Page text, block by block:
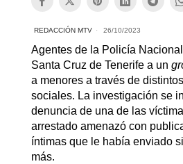
REDACCIÓN MTV 26/10/2023
Agentes de la Policía
Santa Cruz de Tenerife a un
a menores a través de
sociales. La investigación se
denuncia de una de las
arrestado amenazó con
íntimas que le había enviado
más.